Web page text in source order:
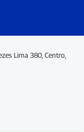
Lima 380, Centro,